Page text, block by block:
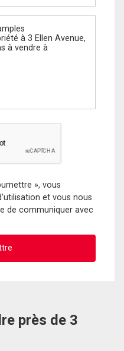
», vous
et vous nous
de communiquer avec
près de 3